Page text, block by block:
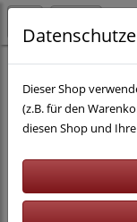
Nähen eBooks
Dieser Shop
(z.B. für den
diesen Shop und